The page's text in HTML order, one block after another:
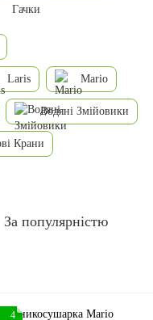
Laris Mario
Водяні Змійовики
Крани
За популярністю
4